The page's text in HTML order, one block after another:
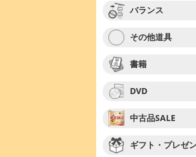
バランス
その他道具
書籍
DVD
中古品SALE
ギフト・プレゼ